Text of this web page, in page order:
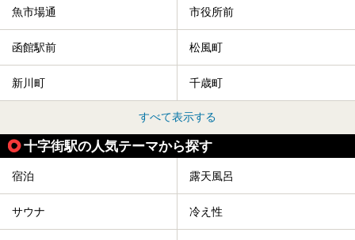
魚市場通 市役所前
函館駅前 松風町
新川町 千歳町
すべて表示する
十字街駅の人気テーマから探す
宿泊 露天風呂
サウナ 冷え性